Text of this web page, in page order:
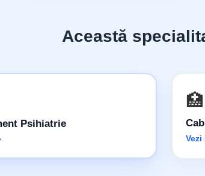
Această
Psihiatrie
🏥